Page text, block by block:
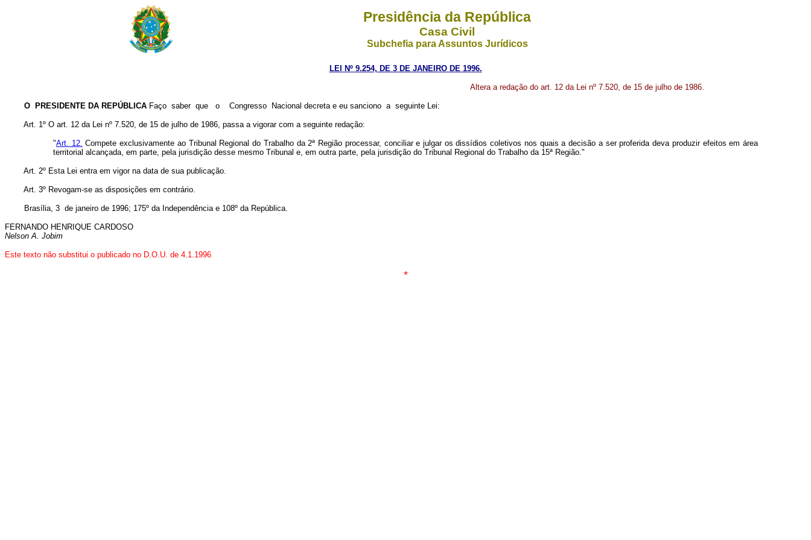
Presidência da República
Casa Civil
Subchefia para Assuntos Jurídicos
LEI Nº 9.254, DE 3 DE JANEIRO DE 1996.
Altera a redação do art. 12 da Lei nº 7.520, de 15 de julho de 1986.
O PRESIDENTE DA REPÚBLICA Faço saber que o Congresso Nacional decreta e eu sanciono a seguinte Lei:
Art. 1º O art. 12 da Lei nº 7.520, de 15 de julho de 1986, passa a vigorar com a seguinte redação:
"Art. 12. Compete exclusivamente ao Tribunal Regional do Trabalho da 2ª Região processar, conciliar e julgar os dissídios coletivos nos quais a decisão a ser proferida deva produzir efeitos em área
territorial alcançada, em parte, pela jurisdição desse mesmo Tribunal e, em outra parte, pela jurisdição do Tribunal Regional do Trabalho da 15ª Região."
Art. 2º Esta Lei entra em vigor na data de sua publicação.
Art. 3º Revogam-se as disposições em contrário.
Brasília, 3 de janeiro de 1996; 175º da Independência e 108º da República.
FERNANDO HENRIQUE CARDOSO
Nelson A. Jobim
Este texto não substitui o publicado no D.O.U. de 4.1.1996
*